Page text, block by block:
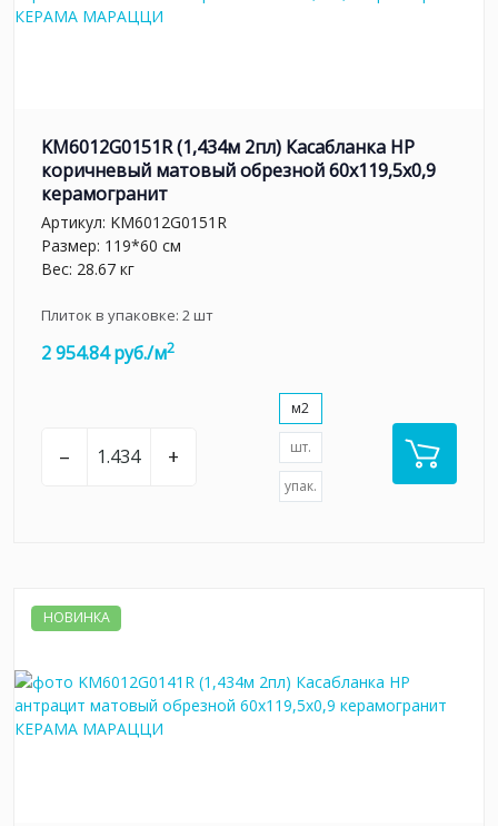
KM6012G0151R (1,434м 2пл) Касабланка HP
коричневый матовый обрезной 60x119,5x0,9
керамогранит
Артикул: KM6012G0151R
Размер: 119*60 см
Вес: 28.67 кг
Плиток в упаковке: 2шт
2 954.84 руб./м2
– +
м2
шт.
упак.
НОВИНКА